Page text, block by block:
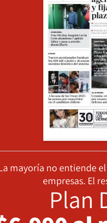
mayoría no entiende
empresas. El
Plan